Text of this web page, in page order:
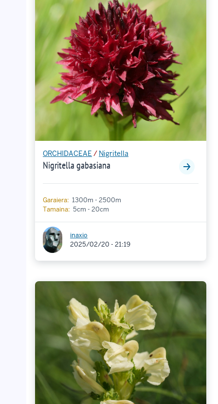
ORCHIDACEAE / Nigritella
Nigritella gabasiana
Garaiera: 1300m - 2500m
Tamaina: 5cm - 20cm
inaxio
2025/02/20 - 21:19